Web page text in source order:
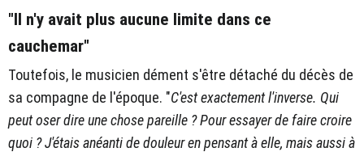
"Il n'y avait plus aucune limite dans ce
cauchemar"
Toutefois, le musicien dément s'être détaché du décès de
sa compagne de l'époque. "C'est exactement l'inverse. Qui
peut oser dire une chose pareille ? Pour essayer de faire croire
quoi ? J'étais anéanti de douleur en pensant à elle, mais aussi à